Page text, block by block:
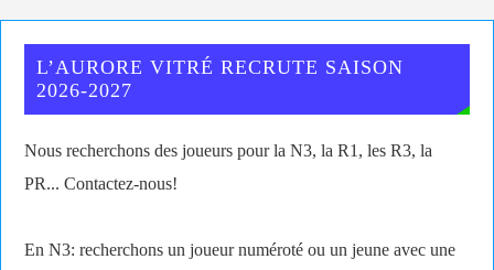
L’AURORE VITRÉ RECRUTE SAISON
2026-2027
Nous recherchons des joueurs pour la N3, la R1, les R3, la
PR... Contactez-nous!
En N3: recherchons un joueur numéroté ou un jeune avec une